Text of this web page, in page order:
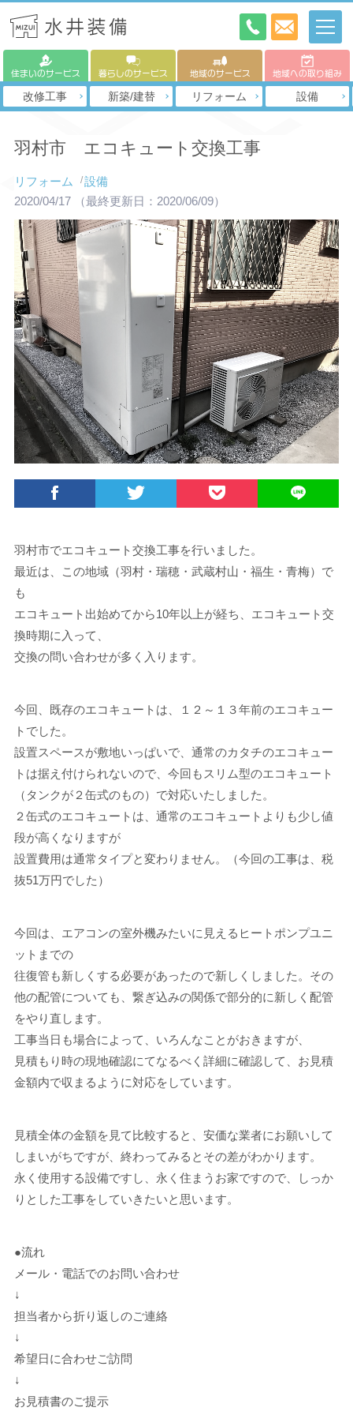
住まいのサービス 暮らしのサービス 地域のサービス 地域への取り組み
改修工事 新築/建替 リフォーム 設備
羽村市 エコキュート交換工事
リフォーム
設備
2020/04/17
（最終更新日：2020/06/09）
羽村市でエコキュート交換工事を行いました。
最近は、この地域（羽村・瑞穂・武蔵村山・福生・青梅）で
も
エコキュート出始めてから10年以上が経ち、エコキュート交
換時期に入って、
交換の問い合わせが多く入ります。
今回、既存のエコキュートは、１２～１３年前のエコキュー
トでした。
設置スペースが敷地いっぱいで、通常のカタチのエコキュー
トは据え付けられないので、今回もスリム型のエコキュート
（タンクが２缶式のもの）で対応いたしました。
２缶式のエコキュートは、通常のエコキュートよりも少し値
段が高くなりますが
設置費用は通常タイプと変わりません。（今回の工事は、税
抜51万円でした）
今回は、エアコンの室外機みたいに見えるヒートポンプユニ
ットまでの
往復管も新しくする必要があったので新しくしました。その
他の配管についても、繋ぎ込みの関係で部分的に新しく配管
をやり直します。
工事当日も場合によって、いろんなことがおきますが、
見積もり時の現地確認にてなるべく詳細に確認して、お見積
金額内で収まるように対応をしています。
見積全体の金額を見て比較すると、安価な業者にお願いして
しまいがちですが、終わってみるとその差がわかります。
永く使用する設備ですし、永く住まうお家ですので、しっか
りとした工事をしていきたいと思います。
●流れ
メール・電話でのお問い合わせ
↓
担当者から折り返しのご連絡
↓
希望日に合わせご訪問
↓
お見積書のご提示